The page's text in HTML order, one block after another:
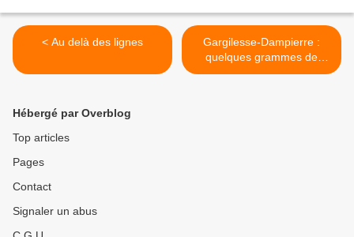
< Au delà des lignes
Gargilesse-Dampierre :
quelques grammes de
romantisme et
Hébergé par Overblog
Top articles
Pages
Contact
Signaler un abus